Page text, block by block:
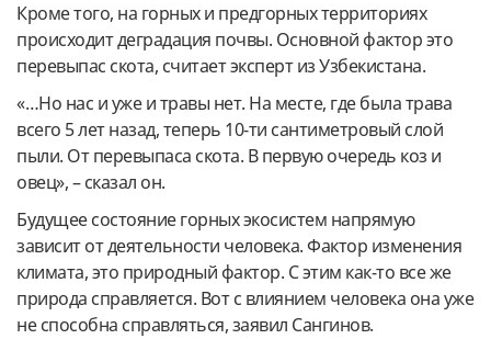
Кроме того, на горных и предгорных территориях
происходит деградация почвы. Основной фактор это
перевыпас скота, считает эксперт из Узбекистана.
«…Но нас и уже и травы нет. На месте, где была трава
всего 5 лет назад, теперь 10-ти сантиметровый слой
пыли. От перевыпаса скота. В первую очередь коз и
овец», – сказал он.
Будущее состояние горных экосистем напрямую
зависит от деятельности человека. Фактор изменения
климата, это природный фактор. С этим как-то все же
природа справляется. Вот с влиянием человека она уже
не способна справляться, заявил Сангинов.